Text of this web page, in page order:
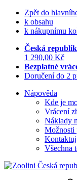
Zpět do
k obsahu
k nákupnímu
Česká
1 290,00 Kč
Bezplatné
Doručení do 2
Nápověda
Kde je
Vrácení
Náklady
Možnosti
Všechna